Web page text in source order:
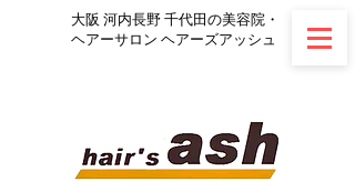
大阪 河内長野 千代田の美容院・
ヘアーサロン ヘアーズアッシュ